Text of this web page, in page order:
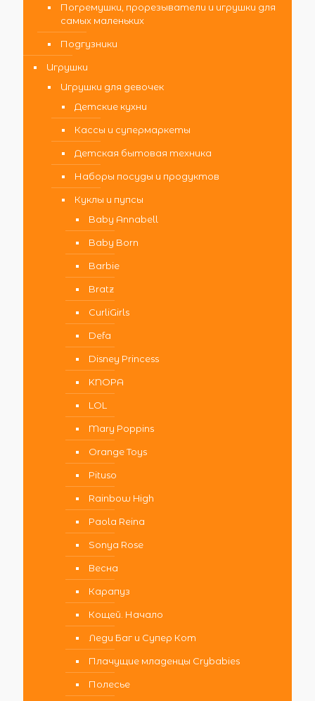
Погремушки, прорезыватели и игрушки для
самых маленьких
Подгузники
Игрушки
Игрушки для девочек
Детские кухни
Кассы и супермаркеты
Детская бытовая техника
Наборы посуды и продуктов
Куклы и пупсы
Baby Annabell
Baby Born
Barbie
Bratz
CurliGirls
Defa
Disney Princess
KNOPA
LOL
Mary Poppins
Orange Toys
Pituso
Rainbow High
Paola Reina
Sonya Rose
Весна
Карапуз
Кощей. Начало
Леди Баг и Супер Кот
Плачущие младенцы Crybabies
Полесье